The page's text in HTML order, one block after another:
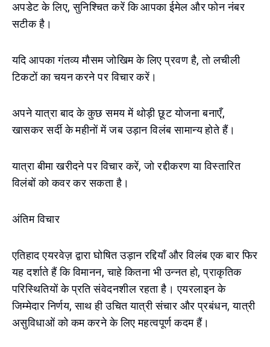
अपडेट के लिए, सुनिश्चित करें कि आपका ईमेल और फोन नंबर
सटीक है।
यदि आपका गंतव्य मौसम जोखिम के लिए प्रवण है, तो लचीली
टिकटों का चयन करने पर विचार करें।
अपने यात्रा बाद के कुछ समय में थोड़ी छूट योजना बनाएँ,
खासकर सर्दी के महीनों में जब उड़ान विलंब सामान्य होते हैं।
यात्रा बीमा खरीदने पर विचार करें, जो रद्दीकरण या विस्तारित
विलंबों को कवर कर सकता है।
अंतिम विचार
एतिहाद एयरवेज़ द्वारा घोषित उड़ान रद्दियाँ और विलंब एक बार फिर
यह दर्शाते हैं कि विमानन, चाहे कितना भी उन्नत हो, प्राकृतिक
परिस्थितियों के प्रति संवेदनशील रहता है। एयरलाइन के
जिम्मेदार निर्णय, साथ ही उचित यात्री संचार और प्रबंधन, यात्री
असुविधाओं को कम करने के लिए महत्वपूर्ण कदम हैं।